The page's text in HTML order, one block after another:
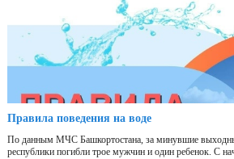
Правила поведения на воде
По данным МЧС Башкортостана, за минувшие
республики погибли трое мужчин и один ребенок. С